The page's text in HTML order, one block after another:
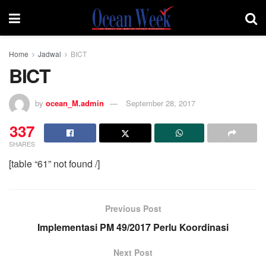
Home Jadwal BICT
BICT
by ocean_M.admin September 28, 2017
337
SHARES
[table “61” not found /]
Previous Post
Implementasi PM 49/2017 Perlu Koordinasi
Next Post